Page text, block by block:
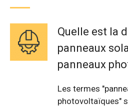
Quelle est la
panneaux
panneaux
Les termes
photovoltaïques"